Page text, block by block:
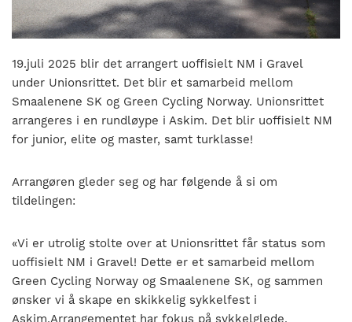
til
bli
en
folkesport.
19.juli 2025 blir det arrangert uoffisielt NM i Gravel
under Unionsrittet. Det blir et samarbeid mellom
Smaalenene SK og Green Cycling Norway. Unionsrittet
arrangeres i en rundløype i Askim. Det blir uoffisielt NM
for junior, elite og master, samt turklasse!
Arrangøren gleder seg og har følgende å si om
tildelingen:
«Vi er utrolig stolte over at Unionsrittet får status som
uoffisielt NM i Gravel! Dette er et samarbeid mellom
Green Cycling Norway og Smaalenene SK, og sammen
ønsker vi å skape en skikkelig sykkelfest i